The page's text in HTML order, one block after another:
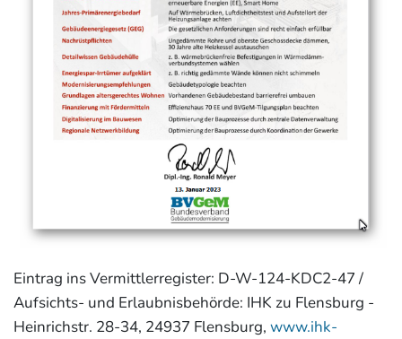
Eintrag ins Vermittlerregister: D-W-124-KDC2-47 /
Aufsichts- und Erlaubnisbehörde: IHK zu Flensburg -
Heinrichstr. 28-34, 24937 Flensburg, www.ihk-